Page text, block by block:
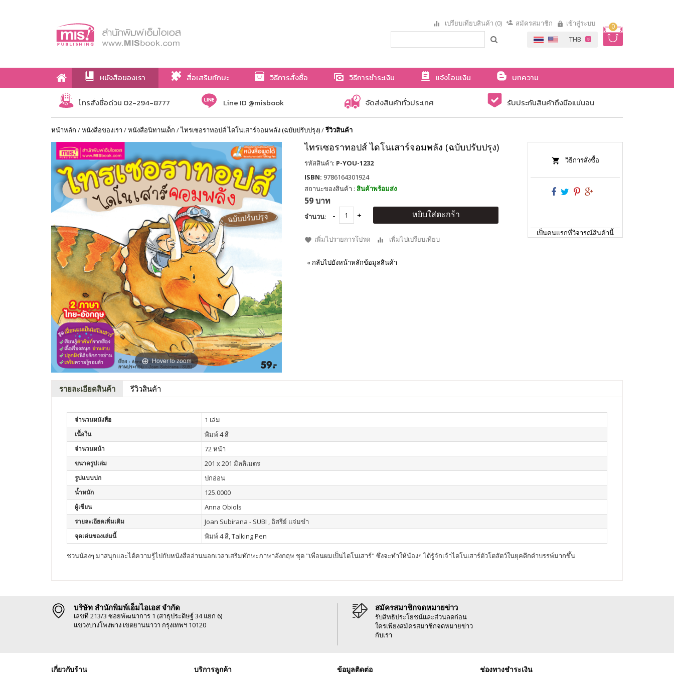
0
เปรียบเทียบสินค้า (0) สมัครสมาชิก เข้าสู่ระบบ
หนังสือของเรา สื่อเสริมทักษะ วิธีการสั่งซื้อ วิธีการชำระเงิน แจ้งโอนเงิน
บทความ
เกี่ยวกับเรา
โทรสั่งซื้อด่วน 02-294-8777 Line ID @misbook จัดส่งสินค้าทั่วประเทศ รับประกันสินค้าถึงมือแน่นอน
หน้าหลัก /หนังสือของเรา /หนังสือนิทานเด็ก /ไทรเซอราทอปส์ ไดโนเสาร์จอมพลัง (ฉบับปรับปรุง)/รีวิวสินค้า
Hover to zoom
ไทรเซอราทอปส์ ไดโนเสาร์จอมพลัง (ฉบับปรับปรุง)
รหัสสินค้า: P-YOU-1232
ISBN: 9786164301924
สถานะของสินค้า : สินค้าพร้อมส่ง
59 บาท
จำนวน: หยิบใส่ตะกร้า
เพิ่มไปรายการโปรด เพิ่มไปเปรียบเทียบ
« กลับไปยังหน้าหลักข้อมูลสินค้า
วิธีการสั่งซื้อ
เป็นคนแรกที่วิจารณ์สินค้านี้
รายละเอียดสินค้า รีวิวสินค้า
จำนวนหนังสือ 1 เล่ม
เนื้อใน พิมพ์ 4 สี
จำนวนหน้า 72 หน้า
ขนาดรูปเล่ม 201 x 201 มิลลิเมตร
รูปแบบปก ปกอ่อน
น้ำหนัก 125.0000
ผู้เขียน Anna Obiols
รายละเอียดเพิ่มเติม Joan Subirana - SUBI , อิสรีย์ แจ่มขำ
จุดเด่นของเล่มนี้ พิมพ์ 4 สี, Talking Pen
ชวนน้องๆ มาสนุกและได้ความรู้ไปกับหนังสืออ่านนอกเวลาเสริมทักษะภาษาอังกฤษ ชุด "เพื่อนผมเป็นไดโนเสาร์" ซึ่งจะทำให้น้องๆ ได้รูัจักเจ้าไดโนเสาร์ตัวโตสัตว์ในยุคดึกดำบรรพ์มากขึ้น
บริษัท สำนักพิมพ์เอ็มไอเอส จำกัด
เลขที่ 213/3 ซอยพัฒนาการ 1 (สาธุประดิษฐ์ 34 แยก 6)
แขวงบางโพงพาง เขตยานนาวา กรุงเทพฯ 10120
สมัครสมาชิกจดหมายข่าว
รับสิทธิประโยชน์และส่วนลดก่อน
ใครเพียงสมัครสมาชิกจดหมายข่าว
กับเรา
เกี่ยวกับร้าน บริการลูกค้า ข้อมูลติดต่อ ช่องทางชำระเงิน